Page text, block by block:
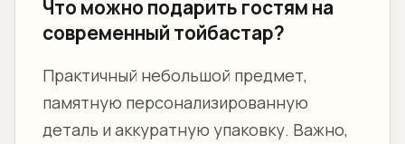
Что можно подарить гостям на
современный тойбастар?
Практичный небольшой предмет,
памятную персонализированную
деталь и аккуратную упаковку. Важно,